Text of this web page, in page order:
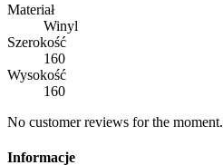
Materiał
Winyl
Szerokość
160
Wysokość
160
No customer reviews for the moment.
Informacje